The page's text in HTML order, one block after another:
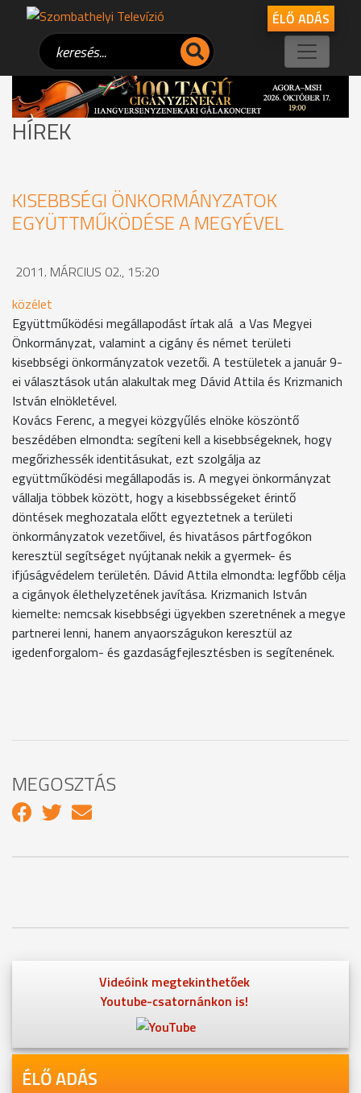
ÉLŐ ADÁS
HÍREK
KISEBBSÉGI ÖNKORMÁNYZATOK
EGYÜTTMŰKÖDÉSE A MEGYÉVEL
2011. MÁRCIUS 02., 15:20
közélet
Együttműködési megállapodást írtak alá a Vas Megyei
Önkormányzat, valamint a cigány és német területi
kisebbségi önkormányzatok vezetői. A testületek a január 9-
ei választások után alakultak meg Dávid Attila és Krizmanich
István elnökletével.
Kovács Ferenc, a megyei közgyűlés elnöke köszöntő
beszédében elmondta: segíteni kell a kisebbségeknek, hogy
megőrizhessék identitásukat, ezt szolgálja az
együttműködési megállapodás is. A megyei önkormányzat
vállalja többek között, hogy a kisebbsségeket érintő
döntések meghozatala előtt egyeztetnek a területi
önkormányzatok vezetőivel, és hivatásos pártfogókon
keresztül segítséget nyújtanak nekik a gyermek- és
ifjúságvédelem területén. Dávid Attila elmondta: legfőbb célja
a cigányok élethelyzetének javítása. Krizmanich István
kiemelte: nemcsak kisebbségi ügyekben szeretnének a megye
partnerei lenni, hanem anyaországukon keresztül az
igedenforgalom- és gazdaságfejlesztésben is segítenének.
MEGOSZTÁS
Videóink megtekinthetőek
Youtube-csatornánkon is!
ÉLŐ ADÁS